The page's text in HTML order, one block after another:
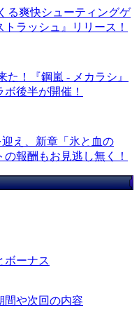
る爽快シューティングゲ
ラッシュ』リリース！
た！『鋼嵐 - メカラシ』
後半が開催！
え、新章「氷と血の
報酬もお見逃し無く！
ボーナス
間や次回の内容